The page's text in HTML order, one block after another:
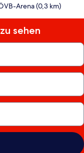
Arena (0,3 km)
sehen